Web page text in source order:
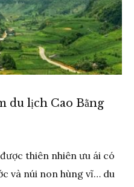
du lịch Cao Bằng
thiên nhiên ưu ái có
và núi non hùng vĩ… du